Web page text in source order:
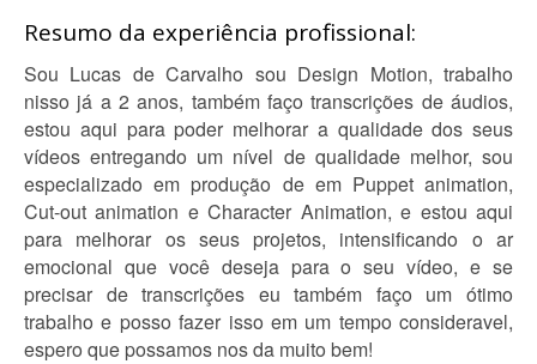
Resumo da experiência profissional:
Sou Lucas de Carvalho sou Design Motion, trabalho
nisso já a 2 anos, também faço transcrições de áudios,
estou aqui para poder melhorar a qualidade dos seus
vídeos entregando um nível de qualidade melhor, sou
especializado em produção de em Puppet animation,
Cut-out animation e Character Animation, e estou aqui
para melhorar os seus projetos, intensificando o ar
emocional que você deseja para o seu vídeo, e se
precisar de transcrições eu também faço um ótimo
trabalho e posso fazer isso em um tempo consideravel,
espero que possamos nos da muito bem!